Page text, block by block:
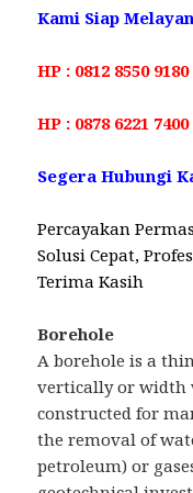
Kami Siap
HP : 0812 8550
HP : 0878 6221
Segera Hubungi
Percayakan
Solusi Cepat,
Terima Kasih
Borehole
A borehole is a
vertically or width
constructed for
the removal of
petroleum) or